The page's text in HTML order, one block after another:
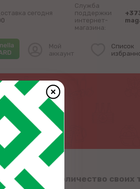
сегодня
Служба
поддержки
интернет-
магазина:
Мой
аккаунт
Список
доведя количество своих